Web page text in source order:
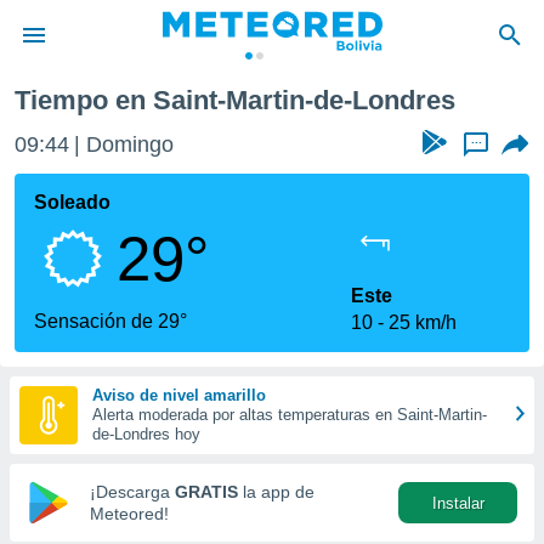
de
ha
calidad.
a este
las
y
forma
digital
basada
Tiempo en Saint-Martin-de-Londres
09:44 Domingo ...
Soleado
29°
Sensación de 29°
Este
10
25 km/h
Aviso de nivel amarillo
Alerta moderada por altas temperaturas en Saint-Martin-
de-Londres hoy
¡Descarga GRATIS la app de
Meteored!
Instalar